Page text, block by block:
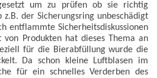
um zu prüfen ob sie richtig
der Sicherungsring unbeschädigt
entflammte Sicherheitsdiskussionen
Produkten hat dieses Thema an
für die Bierabfüllung wurde die
Da schon kleine Luftblasen im
für ein schnelles Verderben des